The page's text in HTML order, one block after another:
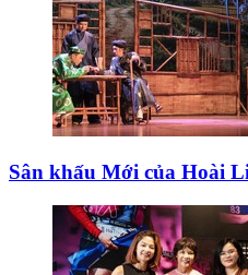
Sân khấu Mới của Hoài